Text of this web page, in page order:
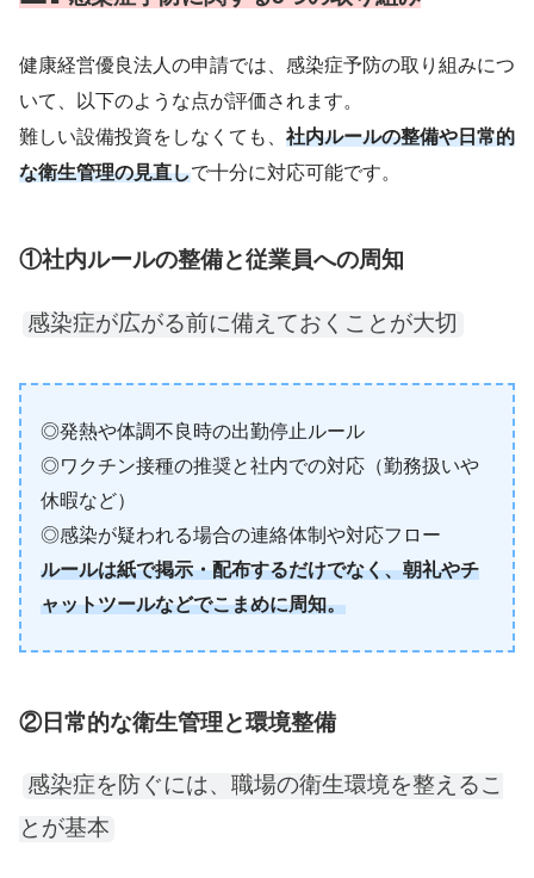
健康経営優良法人の申請では、感染症予防の取り組みにつ
いて、以下のような点が評価されます。
難しい設備投資をしなくても、 社内ルールの整備や日常的
な衛生管理の見直しで十分に対応可能です。
①社内ルールの整備と従業員への周知
感染症が広がる前に備えておくことが大切
◎発熱や体調不良時の出勤停止ルール
◎ワクチン接種の推奨と社内での対応（勤務扱いや
休暇など）
◎感染が疑われる場合の連絡体制や対応フロー
ルールは紙で掲示・配布するだけでなく、朝礼やチ
ャットツールなどでこまめに周知。
②日常的な衛生管理と環境整備
感染症を防ぐには、職場の衛生環境を整えるこ
とが基本